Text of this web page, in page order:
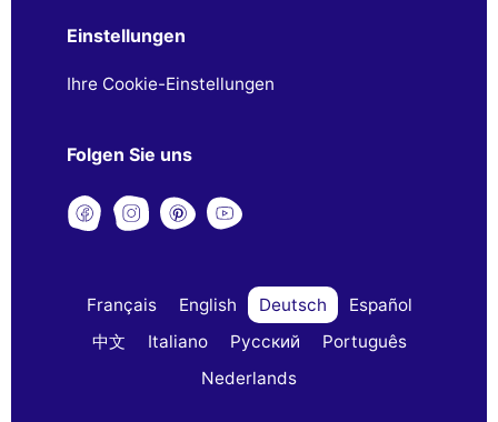
Einstellungen
Ihre Cookie-Einstellungen
Folgen Sie uns
Français English Deutsch
Español
中文
Italiano Русский
Português
Nederlands